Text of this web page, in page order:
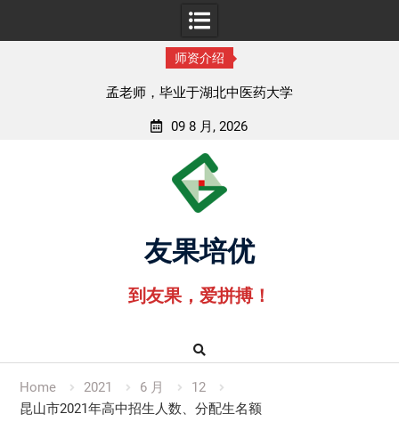
师资介绍
李老师，毕业于江苏师范大学
09 8 月, 2026
友果培优
到友果，爱拼搏！
Home 2021 6 月
12
昆山市2021年高中招生人数、分配生名额